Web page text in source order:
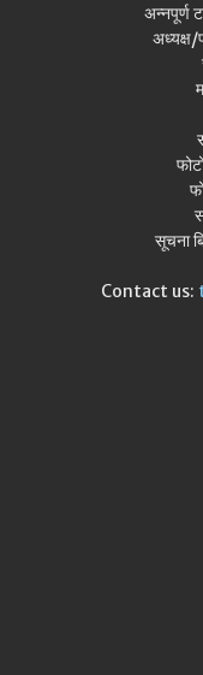
अन्नपूर्ण
अध्यक्ष/
सूचना
Contact us: